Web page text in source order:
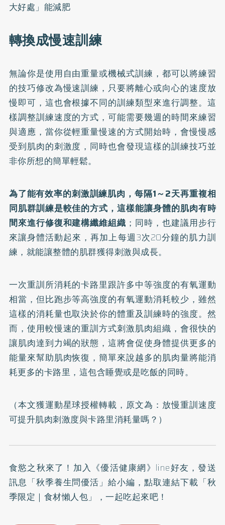
大好處」能減肥
轉換成慢速訓練
無論你是使用自由重量或機械式訓練，都可以將練習
的技巧修改為慢速訓練，只要將離心或向心的速度放
慢即可，這也會根據不同的訓練類型來進行調整。這
樣調整訓練速度的方式，可能需要幾週的時間來練習
與適應，當你從輕重量慢速的方式開始時，會慢慢感
受到肌肉的刺激度，同時也會發現這樣的訓練技巧並
非你所想的簡單輕鬆。
為了能有效率的刺激訓練肌肉，每隔1～2天再重複相
同肌群訓練是較佳的方式，這樣能讓身體的肌肉有時
間來進行修復和建構纖維組織 ；同時，也建議用步行
來讓身體活動起來，再加上每週3次20分鐘的肌力訓
練，就能讓整體的肌群獲得刺激與成長。
一次重訓所消耗的卡路里跟許多中等強度的有氧運動
相當，但比跑步等高強度的有氧運動消耗較少，雖然
這樣的消耗量也取決於你的體重及訓練時的強度。然
而，使用較慢速的重訓方式刺激肌肉組織，會很快的
讓肌肉達到力竭的狀態，這將會促使身體提供更多的
能量來幫助肌肉恢復，簡單來說越多的肌肉量將能消
耗更多的卡路里，這包含睡覺或是吃飯的同時。
（本文獲運動星球授權轉載，原文為： 放慢重訓速度
可提升肌肉刺激度與卡路里消耗量嗎？ ）
食慾之秋來了！加入 《優活健康網》line好友 ，發送
訊息「秋季養生問優活」給小編，點取連結下載「秋
季限定｜食材懶人包」，一起吃起來吧！